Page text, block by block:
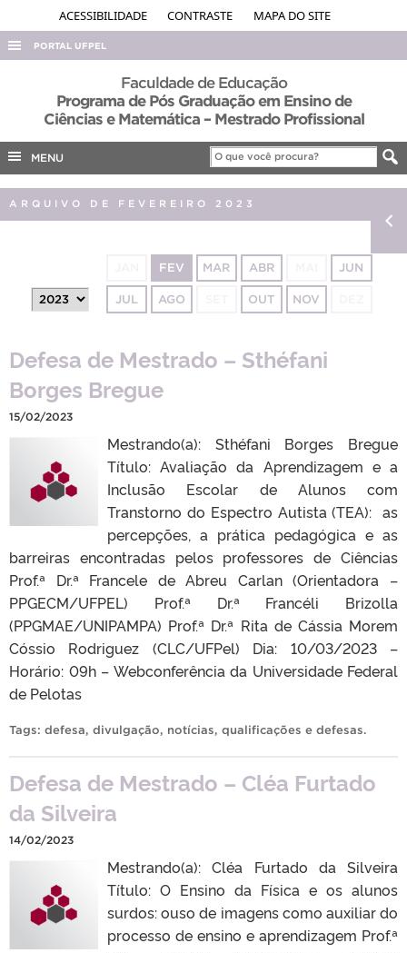
ACESSIBILIDADE CONTRASTE MAPA DO SITE
PORTAL UFPEL
ACESSO À INFORMAÇÃO
AUDITORIA
EDITAIS
PORTARIAS
Faculdade de Educação
Programa de Pós Graduação em Ensino de
Ciências e Matemática – Mestrado Profissional
MENU
ARQUIVO DE FEVEREIRO 2023
FEV MAR ABR JUN
JUL AGO OUT NOV
Defesa de Mestrado – Sthéfani
Borges Bregue
15/02/2023
Mestrando(a): Sthéfani Borges Bregue
Título: Avaliação da Aprendizagem e a
Inclusão Escolar de Alunos com
Transtorno do Espectro Autista (TEA): as
percepções, a prática pedagógica e as
barreiras encontradas pelos professores de Ciências
Prof.ª Dr.ª Francele de Abreu Carlan (Orientadora –
PPGECM/UFPEL) Prof.ª Dr.ª Francéli Brizolla
(PPGMAE/UNIPAMPA) Prof.ª Dr.ª Rita de Cássia Morem
Cóssio Rodriguez (CLC/UFPel) Dia: 10/03/2023 –
Horário: 09h – Webconferência da Universidade Federal
de Pelotas
Tags: defesa, divulgação, notícias, qualificações e defesas.
Defesa de Mestrado – Cléa Furtado
da Silveira
14/02/2023
Mestrando(a): Cléa Furtado da Silveira
Título: O Ensino da Física e os alunos
surdos: ouso de imagens como auxiliar do
processo de ensino e aprendizagem Prof.ª